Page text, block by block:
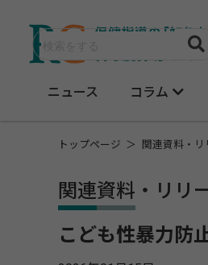
ニュース コラム
トップページ 関連資料・リ
関連資料・リリ
こども性暴力防